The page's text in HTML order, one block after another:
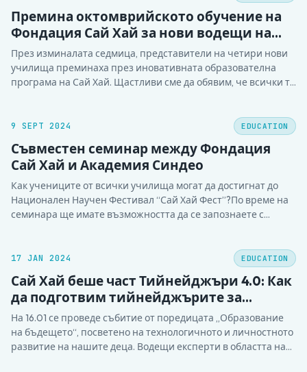
Премина октомврийското обучение на
Фондация Сай Хай за нови водещи на
научни клубове
През изминалата седмица, представители на четири нови
училища преминаха през иновативната образователна
програма на Сай Хай. Щастливи сме да обявим, че всички те
преподавателите ще започнат набиране на участници в
9 SEPT 2024 EDUCATION
Съвместен семинар между Фондация
Сай Хай и Академия Синдео
Как учениците от всички училища могат да достигнат до
Национален Научен Фестивал “Сай Хай Фест”?По време на
семинара ще имате възможността да се запознаете с
Ренета Богданова – съоснователя на фондация “Сай…
17 JAN 2024 EDUCATION
Сай Хай беше част Тийнейджъри 4.0: Как
да подготвим тийнейджърите за
предизвикателствата на дигиталната
ера?
На 16.01 се проведе събитие от поредицата „Образование
на бъдещето“, посветено на технологичното и личностното
развитие на нашите деца. Водещи експерти в областта на